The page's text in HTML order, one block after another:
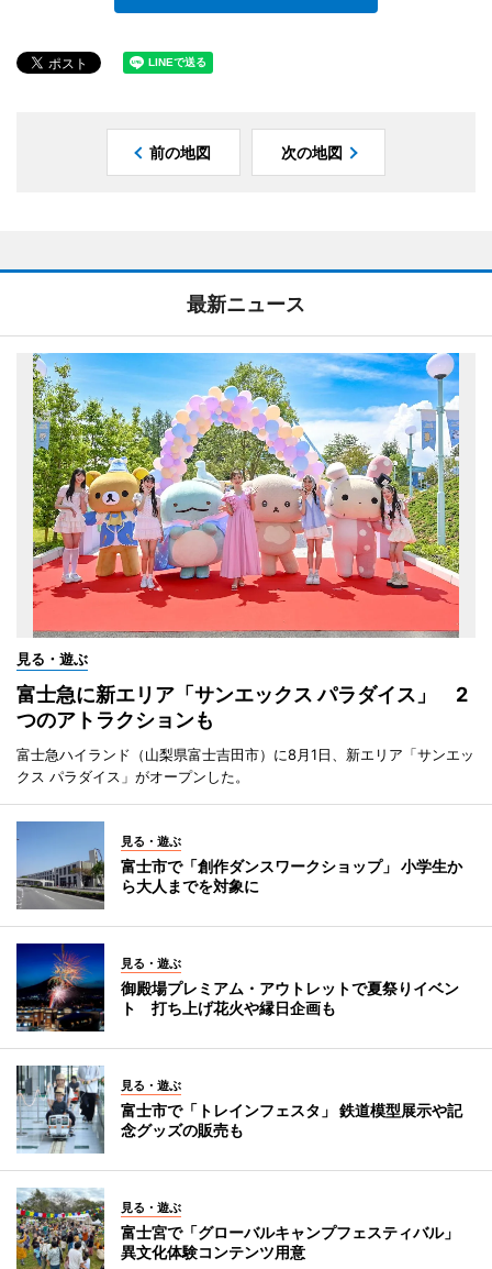
前の地図 次の地図
最新ニュース
見る・遊ぶ
富士急に新エリア「サンエックス パラダイス」 2
つのアトラクションも
富士急ハイランド（山梨県富士吉田市）に8月1日、新エリア「サンエッ
クス パラダイス」がオープンした。
見る・遊ぶ
富士市で「創作ダンスワークショップ」 小学生か
ら大人までを対象に
見る・遊ぶ
御殿場プレミアム・アウトレットで夏祭りイベン
ト 打ち上げ花火や縁日企画も
見る・遊ぶ
富士市で「トレインフェスタ」 鉄道模型展示や記
念グッズの販売も
見る・遊ぶ
富士宮で「グローバルキャンプフェスティバル」
異文化体験コンテンツ用意